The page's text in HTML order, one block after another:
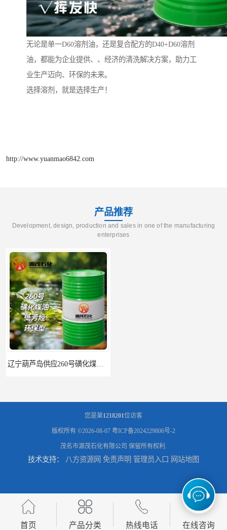
无论是单一D60溶剂油，还是复合配方的D40+D60溶剂
油，都能为企业提供、、经济的清洗解决方案，助力工
业生产迈向、环保的未来。
选择溶剂，就是选择生产！
http://www.yuanmao6842.com
产品推荐
Development, design, production and sales in one of the manufacturing
enterprises
您是第1218201位访客
版权所有 ©2026-08-07 粤ICP备2024229806号-2
茂名市源茂石化有限公司 保留所有权利.
技术支持： 八方资源网 免责声明 管理员入口 网站地图
首页 产品分类 热线电话 在线咨询